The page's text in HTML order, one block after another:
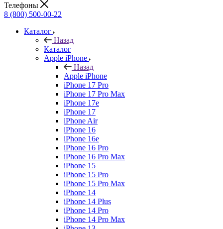
Телефоны
8 (800) 500-00-22
Каталог
Назад
Каталог
Apple iPhone
Назад
Apple iPhone
iPhone 17 Pro
iPhone 17 Pro Max
iPhone 17e
iPhone 17
iPhone Air
iPhone 16
iPhone 16e
iPhone 16 Pro
iPhone 16 Pro Max
iPhone 15
iPhone 15 Pro
iPhone 15 Pro Max
iPhone 14
iPhone 14 Plus
iPhone 14 Pro
iPhone 14 Pro Max